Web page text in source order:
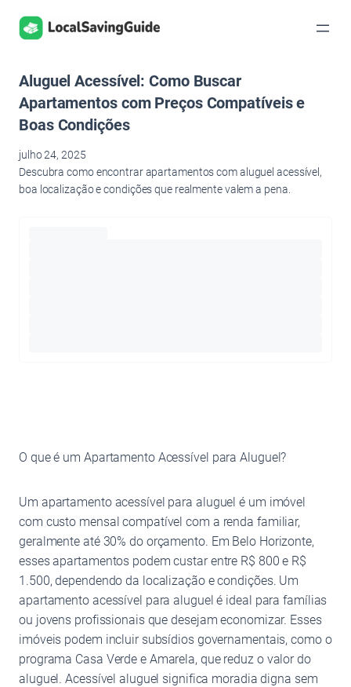
Pular
para
Aluguel Acessível: Como Buscar
Apartamentos com Preços Compatíveis e
Boas Condições
julho 24, 2025
Descubra como encontrar apartamentos com aluguel acessível,
boa localização e condições que realmente valem a pena.
O que é um Apartamento Acessível para Aluguel?
Um apartamento acessível para aluguel é um imóvel
com custo mensal compatível com a renda familiar,
geralmente até 30% do orçamento. Em Belo Horizonte,
esses apartamentos podem custar entre R$ 800 e R$
1.500, dependendo da localização e condições. Um
apartamento acessível para aluguel é ideal para famílias
ou jovens profissionais que desejam economizar. Esses
imóveis podem incluir subsídios governamentais, como o
programa Casa Verde e Amarela, que reduz o valor do
aluguel. Acessível aluguel significa moradia digna sem